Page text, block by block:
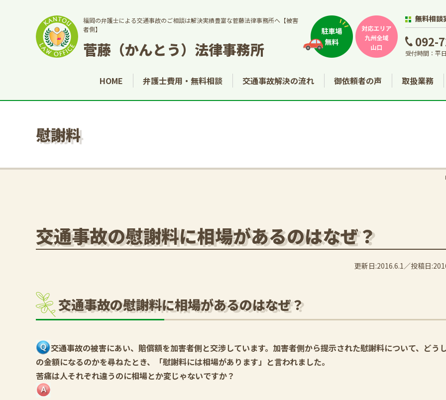
福岡の弁護士による交通事故のご相談は解決実績豊富な菅藤法律事務所へ【被害
者側】
菅藤（かんとう）法律事務所
無料相談
092-
受付時間：平
HOME 弁護士費用・無料相談 交通事故解決の流れ 御依頼者の声 取扱業務
慰謝料
交通事故の慰謝料に相場があるのはなぜ？
更新日:2016.6.1 投稿日
交通事故の慰謝料に相場があるのはなぜ？
交通事故の被害にあい、賠償額を加害者側と交渉しています。加害者側から提示された慰謝料について、どう
の金額になるのかを尋ねたとき、「慰謝料には相場があります」と言われました。
苦痛は人それぞれ違うのに相場とか変じゃないですか？